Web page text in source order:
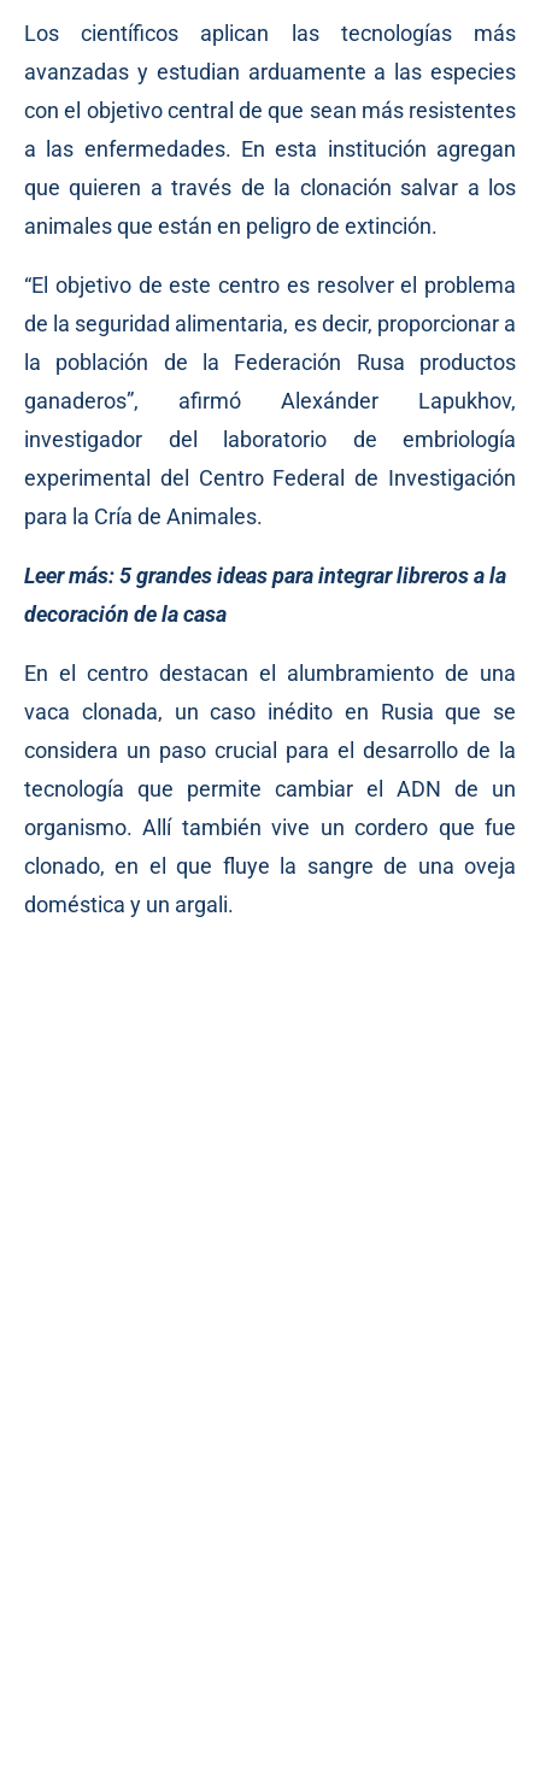
Los científicos aplican las tecnologías más
avanzadas y estudian arduamente a las especies
con el objetivo central de que sean más resistentes
a las enfermedades. En esta institución agregan
que quieren a través de la clonación salvar a los
animales que están en peligro de extinción.
“El objetivo de este centro es resolver el problema
de la seguridad alimentaria, es decir, proporcionar a
la población de la Federación Rusa productos
ganaderos”, afirmó Alexánder Lapukhov,
investigador del laboratorio de embriología
experimental del Centro Federal de Investigación
para la Cría de Animales.
Leer más:5 grandes ideas para integrar libreros a la
decoración de la casa
En el centro destacan el alumbramiento de una
vaca clonada, un caso inédito en Rusia que se
considera un paso crucial para el desarrollo de la
tecnología que permite cambiar el ADN de un
organismo. Allí también vive un cordero que fue
clonado, en el que fluye la sangre de una oveja
doméstica y un argali.